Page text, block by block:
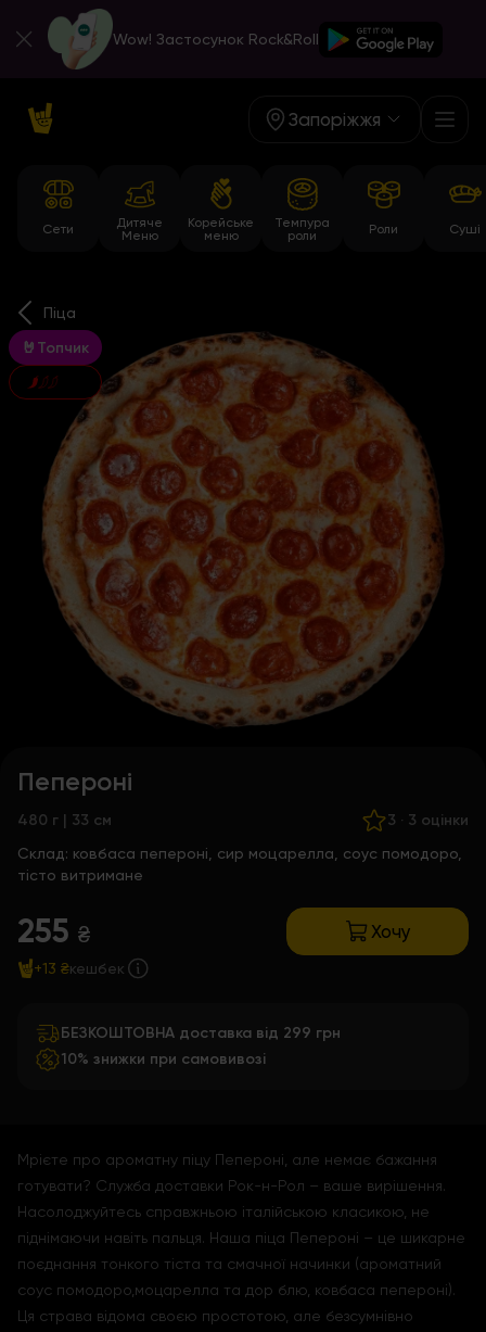
Wow! Застосунок Rock&Roll
Запоріжжя
Сети
Дитяче
Меню
Корейське
меню
Темпура
роли
Роли Суші
Піца
🤘Топчик
Пепероні
480 г | 33 см 3 · 3 оцінки
Склад: ковбаса пепероні, сир моцарелла, соус помодоро,
тісто витримане
255 ₴ Хочу
+13 ₴кешбек
БЕЗКОШТОВНА доставка від 299 грн
10% знижки при самовивозі
Мрієте про ароматну піцу Пепероні, але немає бажання
готувати? Служба доставки Рок-н-Рол – ваше вирішення.
Насолоджуйтесь справжньою італійською класикою, не
піднімаючи навіть пальця. Наша піца Пепероні – це шикарне
поєднання тонкого тіста та смачної начинки (ароматний
соус помодоро,моцарелла та дор блю, ковбаса пепероні).
Ця страва відома своєю простотою, але безсумнівно